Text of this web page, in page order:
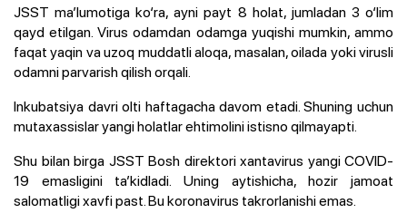
JSST ma’lumotiga ko‘ra, ayni payt 8 holat, jumladan 3 o‘lim
qayd etilgan. Virus odamdan odamga yuqishi mumkin, ammo
faqat yaqin va uzoq muddatli aloqa, masalan, oilada yoki virusli
odamni parvarish qilish orqali.
Inkubatsiya davri olti haftagacha davom etadi. Shuning uchun
mutaxassislar yangi holatlar ehtimolini istisno qilmayapti.
Shu bilan birga JSST Bosh direktori xantavirus yangi COVID-
19 emasligini ta’kidladi. Uning aytishicha, hozir jamoat
salomatligi xavfi past. Bu koronavirus takrorlanishi emas.